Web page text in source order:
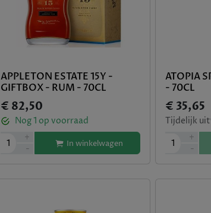
APPLETON ESTATE 15Y -
GIFTBOX - RUM - 70CL
€ 82,50
Nog1 op voorraad
1
+
-
In winkelwagen
ATOPIA
- 70CL
€ 35,65
Tijdelijk
1
+
-